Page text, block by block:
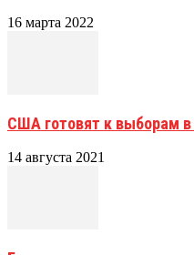
16 марта 2022
США готовят к выборам в
14 августа 2021